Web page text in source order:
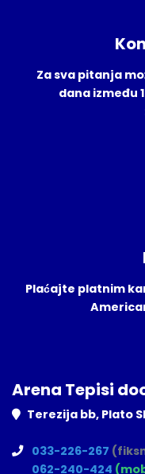
Za sva pitanja
dana između
Plaćajte platnim
Arena Tepisi
Terezija bb, Plato
033-226-267
062-240-424